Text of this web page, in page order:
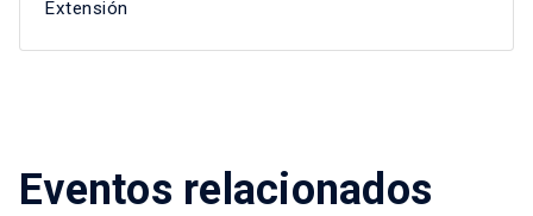
Extensión
Eventos relacionados